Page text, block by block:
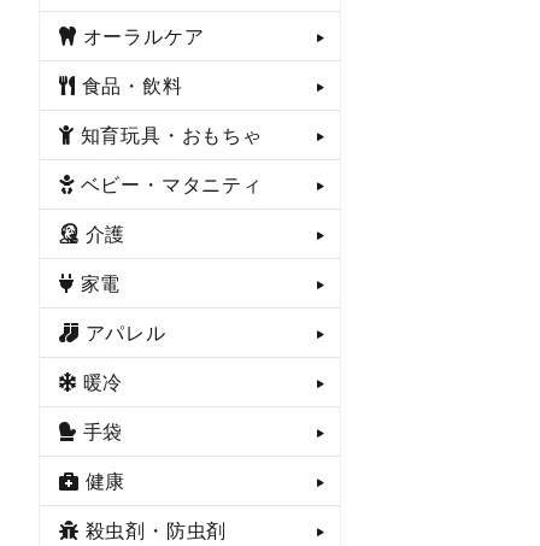
オーラルケア
食品・飲料
知育玩具・おもちゃ
ベビー・マタニティ
介護
家電
アパレル
暖冷
手袋
健康
殺虫剤・防虫剤